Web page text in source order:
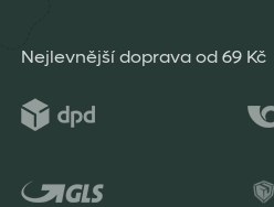
Nejlevnější doprava od 69 Kč